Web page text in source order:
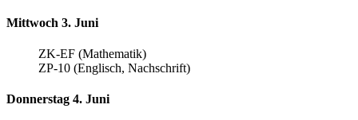
Mittwoch 3. Juni
ZK-EF (Mathematik)
ZP-10 (Englisch, Nachschrift)
Donnerstag 4. Juni